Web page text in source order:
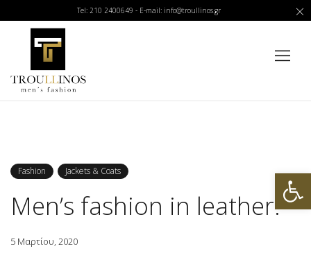
Tel: 210 2400649 - E-mail: info@troullinos.gr
Fashion Jackets & Coats
Men’s fashion in leather.
5 Μαρτίου, 2020